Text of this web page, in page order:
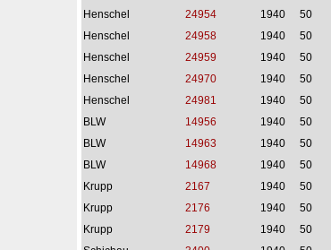
Henschel
24954 1940 50
Henschel
24958 1940 50
Henschel
24959 1940 50
Henschel
24970 1940 50
Henschel
24981 1940 50
BLW
14956 1940 50
BLW
14963 1940 50
BLW
14968 1940 50
Krupp
2167 1940 50
Krupp
2176 1940 50
Krupp
2179 1940 50